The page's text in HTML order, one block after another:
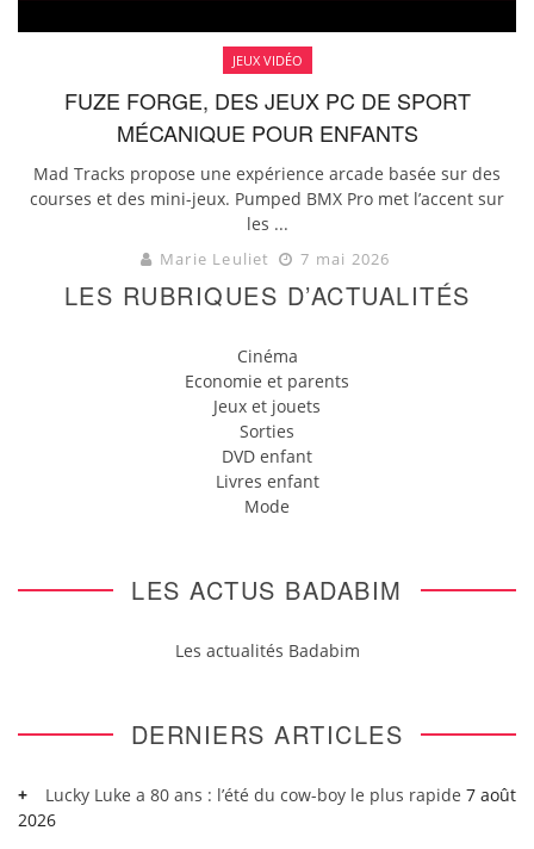
JEUX VIDÉO
FUZE FORGE, DES JEUX PC DE SPORT
MÉCANIQUE POUR ENFANTS
Mad Tracks propose une expérience arcade basée sur des
courses et des mini-jeux. Pumped BMX Pro met l’accent sur
les ...
Marie Leuliet 7 mai 2026
LES RUBRIQUES D’ACTUALITÉS
Cinéma
Economie et parents
Jeux et jouets
Sorties
DVD enfant
Livres enfant
Mode
LES ACTUS BADABIM
Les actualités Badabim
DERNIERS ARTICLES
Lucky Luke a 80 ans : l’été du cow-boy le plus rapide 7 août
2026